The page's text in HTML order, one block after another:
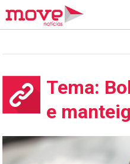
Tema:
e